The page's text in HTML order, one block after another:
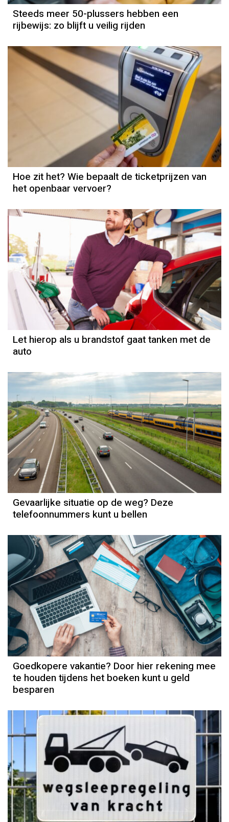
Steeds meer 50-plussers hebben een
rijbewijs: zo blijft u veilig rijden
Hoe zit het? Wie bepaalt de ticketprijzen van
het openbaar vervoer?
Let hierop als u brandstof gaat tanken met de
auto
Gevaarlijke situatie op de weg? Deze
telefoonnummers kunt u bellen
Goedkopere vakantie? Door hier rekening mee
te houden tijdens het boeken kunt u geld
besparen